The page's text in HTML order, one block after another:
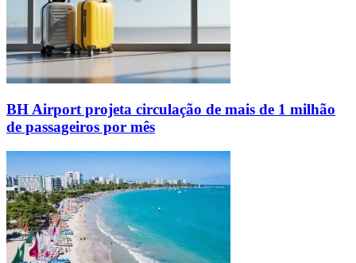
BH Airport projeta circulação de mais de 1 milhão
de passageiros por mês